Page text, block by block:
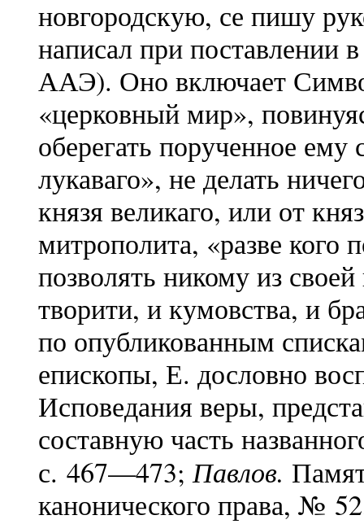
новгородскую, се пишу
написал при поставлении
ААЭ). Оно включает
«церковный мир»,
оберегать порученное ему
лукаваго», не делать
князя великаго, или от
митрополита, «разве кого
позволять никому из
творити, и кумовства, и
по опубликованным
епископы, Е. дословно
Исповедания веры,
составную часть
с. 467—473;Павлов.
канонического права, №